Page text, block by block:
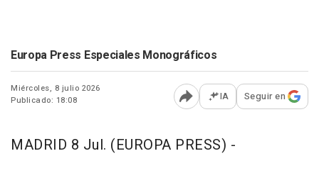
Europa Press Especiales Monográficos
Miércoles, 8 julio 2026
Publicado: 18:08
Abrir opciones para
IA Seguir en
MADRID 8 Jul. (EUROPA PRESS) -